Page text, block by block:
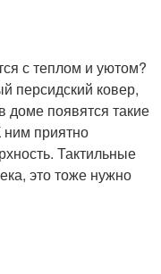
с теплом и уютом?
персидский ковер,
появятся такие
приятно
Тактильные
это тоже нужно